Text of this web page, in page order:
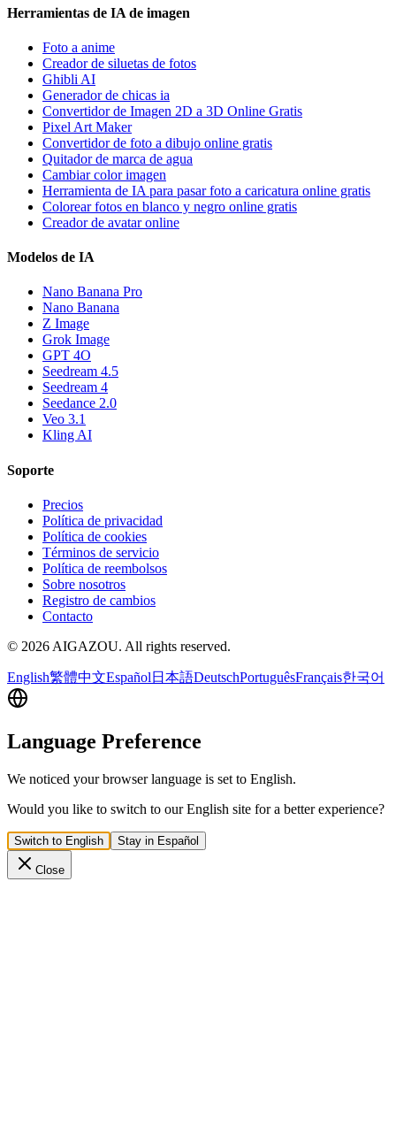
Herramientas de IA de imagen
Foto a anime
Creador de siluetas de fotos
Ghibli AI
Generador de chicas ia
Convertidor de Imagen 2D a 3D Online Gratis
Pixel Art Maker
Convertidor de foto a dibujo online gratis
Quitador de marca de agua
Cambiar color imagen
Herramienta de IA para pasar foto a caricatura online gratis
Colorear fotos en blanco y negro online gratis
Creador de avatar online
Modelos de IA
Nano Banana Pro
Nano Banana
Z Image
Grok Image
GPT 4O
Seedream 4.5
Seedream 4
Seedance 2.0
Veo 3.1
Kling AI
Soporte
Precios
Política de privacidad
Política de cookies
Términos de servicio
Política de reembolsos
Sobre nosotros
Registro de cambios
Contacto
© 2026 AIGAZOU. All rights reserved.
English繁體中文Español 日本語DeutschPortuguêsFrançais한국어
Language Preference
We noticed your browser language is set to English.
Would you like to switch to our English site for a better experience?
Switch to English Stay in Español
Close